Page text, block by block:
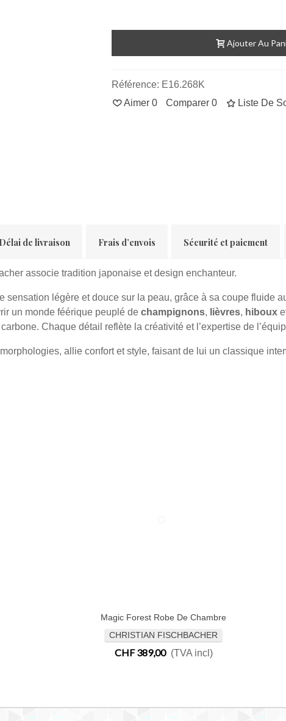
Ajouter Au
Référence: E16.268K
Aimer 0 Comparer 0 Liste De
Délai de livraison Frais d’envois Sécurité et paiement
associe tradition japonaise et design enchanteur.
sensation légère et douce sur la peau, grâce à sa coupe fluide
un monde féérique peuplé de champignons, lièvres, hiboux
Chaque détail reflète la créativité et l’expertise de
allie confort et style, faisant de lui un classique
Ajouter Au Panier
Magic Forest Robe De Chambre
CHRISTIAN FISCHBACHER
CHF 389,00 (TVA incl)